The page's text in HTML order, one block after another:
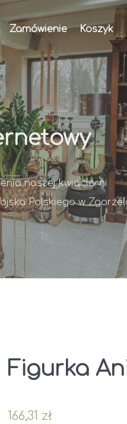
Zamówienie Koszyk
naszej kwiaciarni
Polskiego w
Figurka
166,31 zł